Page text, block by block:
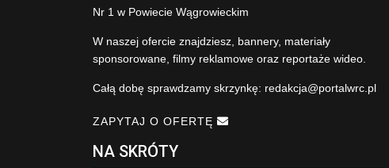
Nr 1 w Powiecie Wągrowieckim
W naszej ofercie znajdziesz, bannery, materiały
sponsorowane, filmy reklamowe oraz reportaże wideo.
Całą dobę sprawdzamy skrzynkę: redakcja@portalwrc.pl
ZAPYTAJ O OFERTĘ
NA SKRÓTY